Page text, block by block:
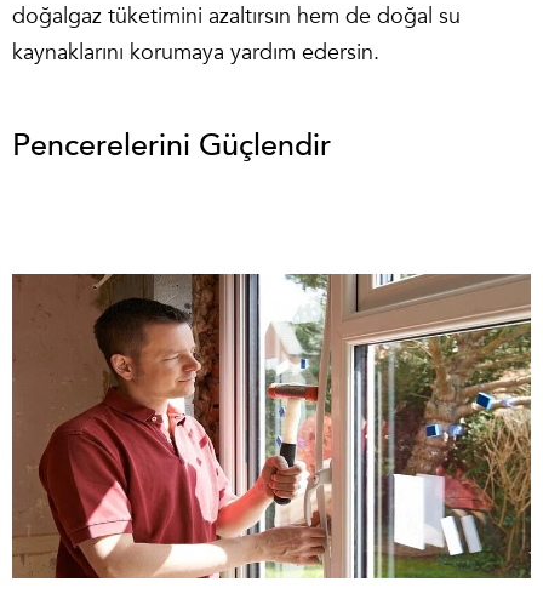
doğalgaz tüketimini azaltırsın hem de doğal su
kaynaklarını korumaya yardım edersin.
Pencerelerini Güçlendir